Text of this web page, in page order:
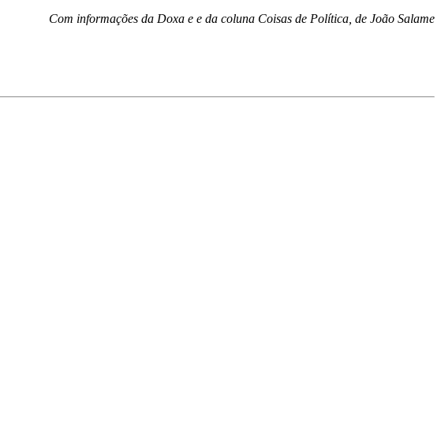
Com informações da Doxa e e da coluna Coisas de Política, de João Salame